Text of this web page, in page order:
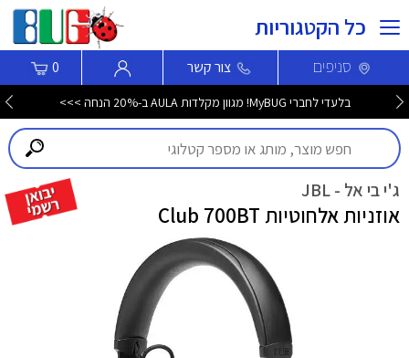
כל הקטגוריות
סניפים צור קשר 0
בלעדי לחברי MyBUG! מגוון מקלדות AULA ב-20% הנחה >>>
ג'י בי אל - JBL
אוזניות אלחוטיות Club 700BT